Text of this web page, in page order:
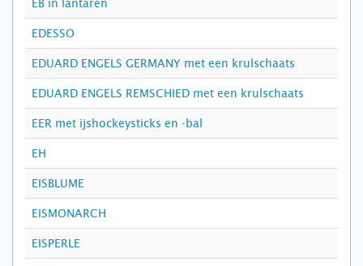
EB in lantaren
EDESSO
EDUARD ENGELS GERMANY met een krulschaats
EDUARD ENGELS REMSCHIED met een krulschaats
EER met ijshockeysticks en -bal
EH
EISBLUME
EISMONARCH
EISPERLE